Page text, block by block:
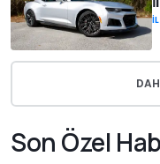
Son Özel